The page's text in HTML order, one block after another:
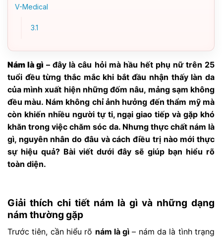
V-Medical
3.1
Nám là gì – đây là câu hỏi mà hầu hết phụ nữ trên 25
tuổi đều từng thắc mắc khi bắt đầu nhận thấy làn da
của mình xuất hiện những đốm nâu, mảng sạm không
đều màu. Nám không chỉ ảnh hưởng đến thẩm mỹ mà
còn khiến nhiều người tự ti, ngại giao tiếp và gặp khó
khăn trong việc chăm sóc da. Nhưng thực chất nám là
gì, nguyên nhân do đâu và cách điều trị nào mới thực
sự hiệu quả? Bài viết dưới đây sẽ giúp bạn hiểu rõ
toàn diện.
Giải thích chi tiết nám là gì và những dạng
nám thường gặp
Trước tiên, cần hiểu rõ nám là gì – nám da là tình trạng